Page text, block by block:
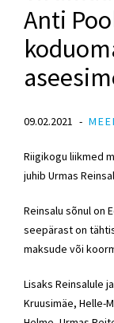
Anti
09.02.2021
Riigikogu liikmed
juhib Urmas
Reinsalu sõnul on
seepärast on
maksude või
Lisaks Reinsalule
Kruusimäe, Helle-